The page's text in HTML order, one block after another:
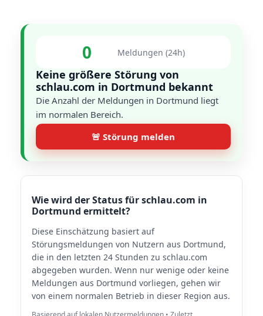
0 Meldungen (24h)
Keine größere Störung von
schlau.com in Dortmund bekannt
Die Anzahl der Meldungen in Dortmund liegt
im normalen Bereich.
🚨 Störung melden
Wie wird der Status für schlau.com in
Dortmund ermittelt?
Diese Einschätzung basiert auf
Störungsmeldungen von Nutzern aus Dortmund,
die in den letzten 24 Stunden zu schlau.com
abgegeben wurden. Wenn nur wenige oder keine
Meldungen aus Dortmund vorliegen, gehen wir
von einem normalen Betrieb in dieser Region aus.